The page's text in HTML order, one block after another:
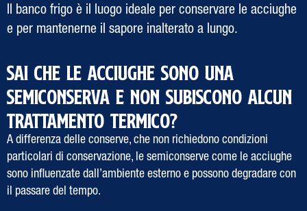
Il banco frigo è il luogo ideale per conservare le acciughe
e per mantenerne il sapore inalterato a lungo.
SAI CHE LE ACCIUGHE SONO UNA
SEMICONSERVA E NON SUBISCONO ALCUN
TRATTAMENTO TERMICO?
A differenza delle conserve, che non richiedono condizioni
particolari di conservazione, le semiconserve come le acciughe
sono influenzate dall’ambiente esterno e possono degradare con
il passare del tempo.